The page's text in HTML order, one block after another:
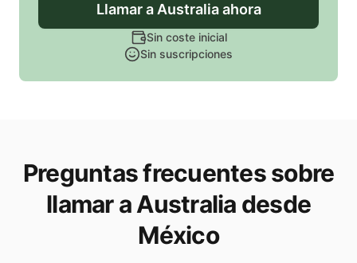
Llamara Australiaahora
Sin coste inicial
Sin suscripciones
Preguntas frecuentes sobre
llamar a Australia desde
México